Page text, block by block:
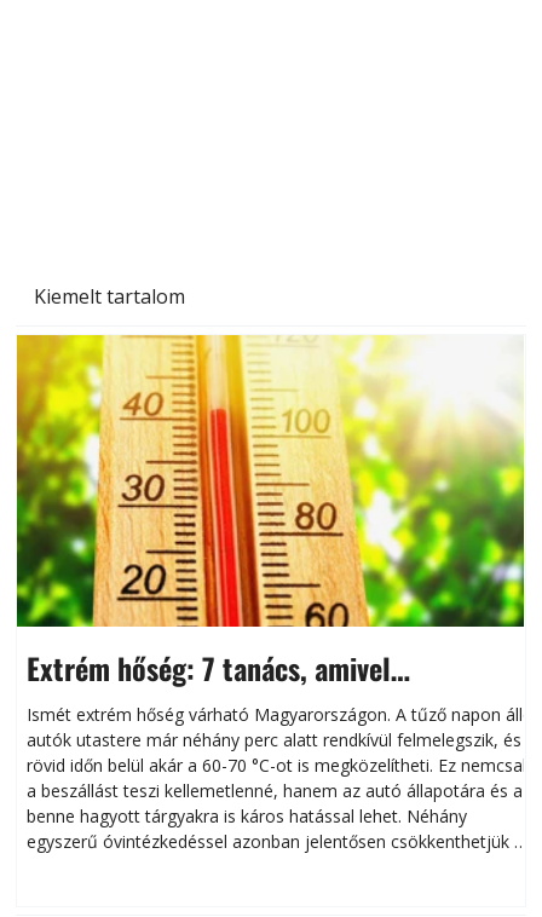
Kiemelt tartalom
Extrém hőség: 7 tanács, amivel
megóvhatjuk autónkat a nyári károktól
Ismét extrém hőség várható Magyarországon. A tűző napon álló
autók utastere már néhány perc alatt rendkívül felmelegszik, és
rövid időn belül akár a 60-70 °C-ot is megközelítheti. Ez nemcsak
a beszállást teszi kellemetlenné, hanem az autó állapotára és a
benne hagyott tárgyakra is káros hatással lehet. Néhány
egyszerű óvintézkedéssel azonban jelentősen csökkenthetjük a